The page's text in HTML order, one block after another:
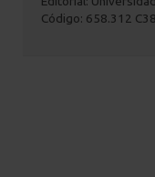
Código: 658.312